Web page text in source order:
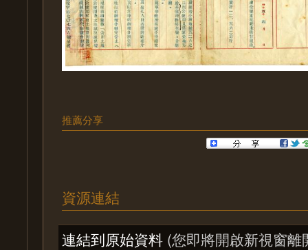
推薦分享
資源連結
連結到原始資料 (您即將開啟新視窗離